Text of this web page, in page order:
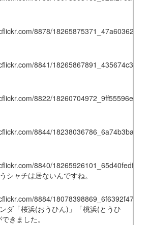
シャチは居ないんですね。
ダ「桜浜(おうひん)」「桃浜(とうひ
きました。